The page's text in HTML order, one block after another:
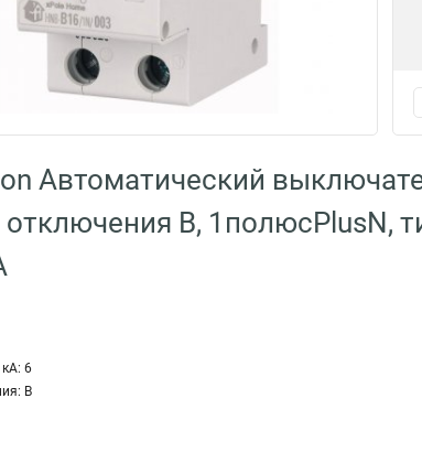
Автоматический
B, 1полюсPlusN,
6
B